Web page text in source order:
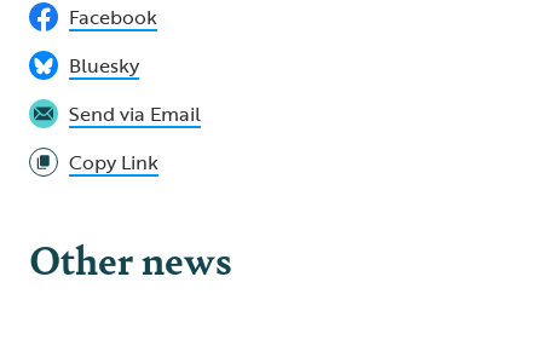
Facebook
Bluesky
Send via Email
Copy Link
Other news